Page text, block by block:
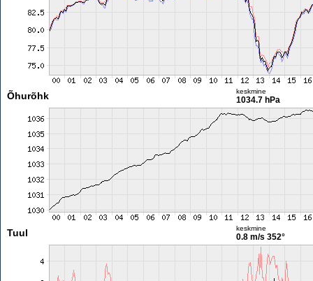
Õhurõhk keskmine
1034.7 hPa
Tuul keskmine
0.8 m/s 352°